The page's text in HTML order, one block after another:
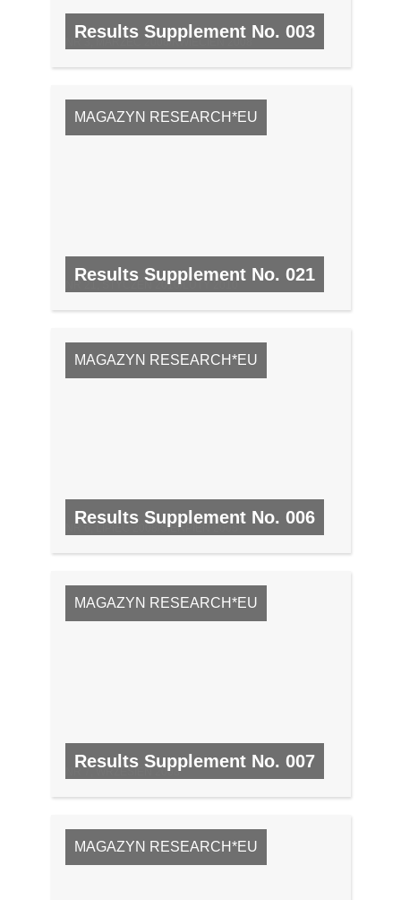
Results Supplement No. 003
NR 3, MARZEC 2008/KWIECIEŃ 2008
MAGAZYN RESEARCH*EU
Results Supplement No. 021
NR 21, STYCZEŃ 2010/LUTY 2010
MAGAZYN RESEARCH*EU
Results Supplement No. 006
NR 6, LIPIEC 2008/SIERPIEŃ 2008
MAGAZYN RESEARCH*EU
Results Supplement No. 007
NR 7, WRZESIEŃ 2008
MAGAZYN RESEARCH*EU